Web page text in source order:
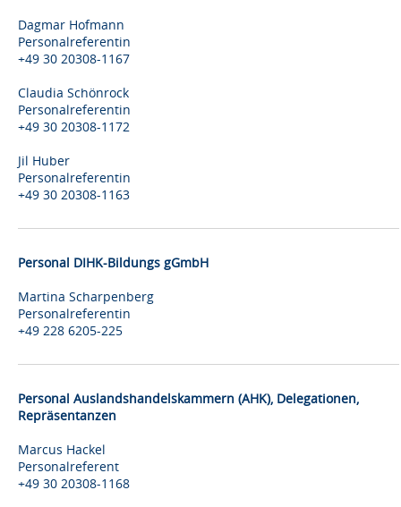
Dagmar Hofmann
Personalreferentin
+49 30 20308-1167
Claudia Schönrock
Personalreferentin
+49 30 20308-1172
Jil Huber
Personalreferentin
+49 30 20308-1163
Personal DIHK-Bildungs gGmbH
Martina Scharpenberg
Personalreferentin
+49 228 6205-225
Personal Auslandshandelskammern (AHK), Delegationen,
Repräsentanzen
Marcus Hackel
Personalreferent
+49 30 20308-1168